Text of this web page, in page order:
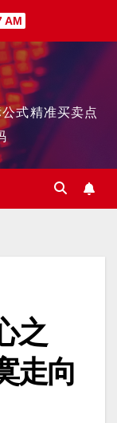
AM
式精准买卖点
之
走向